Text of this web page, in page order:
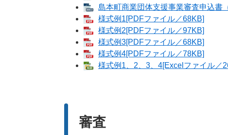
島本町商業団体支援事業審査申込書
様式例1[PDFファイル／68KB]
様式例2[PDFファイル／97KB]
様式例3[PDFファイル／68KB]
様式例4[PDFファイル／78KB]
様式例1、2、3、4[Excelファイル／
審査